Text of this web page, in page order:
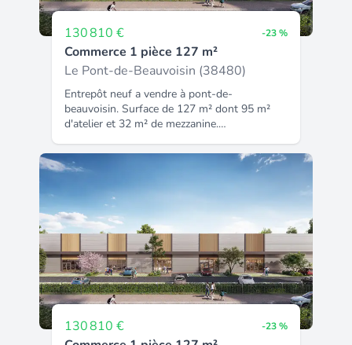
130 810 € -23 %
Commerce 1 pièce 127 m²
Le Pont-de-Beauvoisin (38480)
Entrepôt neuf a vendre à pont-de-
beauvoisin. Surface de 127 m² dont 95 m²
d'atelier et 32 m² de mezzanine.
de 125 m² de surface de divisibilité - 2 325
m² de surface de plancher - 64 places de
parking, avec possibilité d'installer des
bornes de recharge électrique - 250kg / m²
de dallage avec surcharge - 6 mètres en
hauteur libre, 3 mètres en hauteur sous
mezzanine - 3 m x 3 m pour la porte
sectionnelle livraison : 1e trimestre 2026 les
locaux sont modulables et flexibles selon
vos besoins et nous sommes là pour vous
accompagner de la conception à la remise
des clés. Transports : via l'autoroute a43,
pont-de-beauvoisin (isère) se situe à environ
130 810 € -23 %